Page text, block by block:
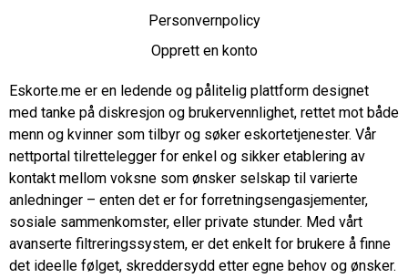
Personvernpolicy
Opprett en konto
Eskorte.me er en ledende og pålitelig plattform designet
med tanke på diskresjon og brukervennlighet, rettet mot både
menn og kvinner som tilbyr og søker eskortetjenester. Vår
nettportal tilrettelegger for enkel og sikker etablering av
kontakt mellom voksne som ønsker selskap til varierte
anledninger – enten det er for forretningsengasjementer,
sosiale sammenkomster, eller private stunder. Med vårt
avanserte filtreringssystem, er det enkelt for brukere å finne
det ideelle følget, skreddersydd etter egne behov og ønsker.